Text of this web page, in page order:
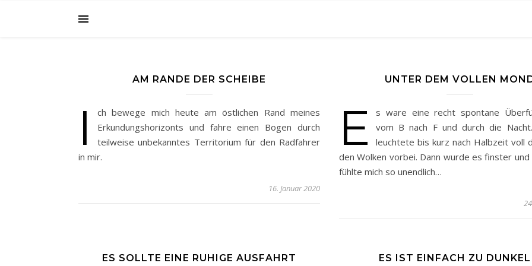
AM RANDE DER SCHEIBE
I
ch bewege mich heute am östlichen Rand meines
Erkundungshorizonts und fahre einen Bogen durch
teilweise unbekanntes Territorium für den Radfahrer
in mir.
16. Januar 2020
UNTER DEM VOLLEN
E
s ware eine recht spontane
vom B nach F und durch die
leuchtete bis kurz nach Halbzeit voll
den Wolken vorbei. Dann wurde es finster und
fühlte mich so unendlich…
ES SOLLTE EINE RUHIGE AUSFAHRT ES IST EINFACH ZU